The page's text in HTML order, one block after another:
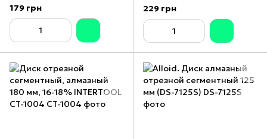
179 грн
229 грн